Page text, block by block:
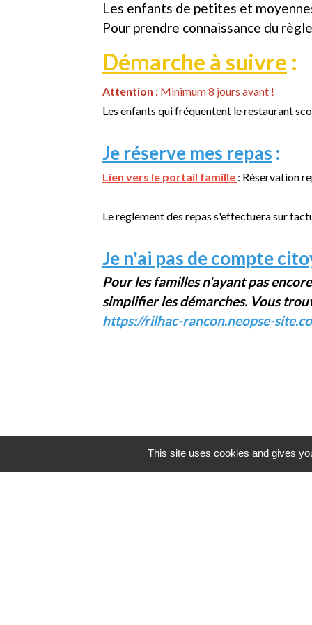
Les enfants de petites et
Pour prendre connaissance du
Démarche à suivre :
Attention : Minimum 8 jours avant !
Les enfants qui fréquentent le restaurant
Je réserve mes repas :
Lien vers le portail famille : Réservation
Le règlement des repas s'effectuera sur
Je n'ai pas de compte
Pour les familles n'ayant pas
simplifier les démarches. Vous
https://rilhac-rancon.neopse-
This site uses cookies and gives